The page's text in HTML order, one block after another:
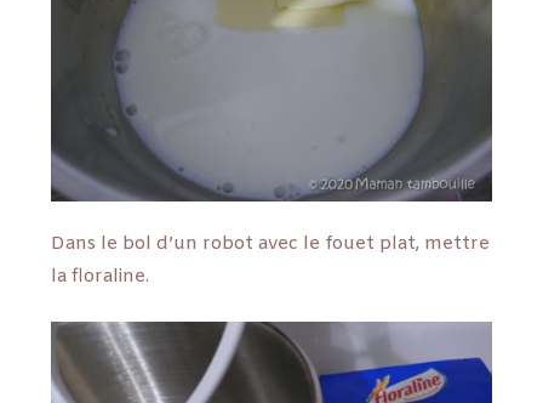
Dans le bol d’un robot avec le fouet plat, mettre
la floraline.